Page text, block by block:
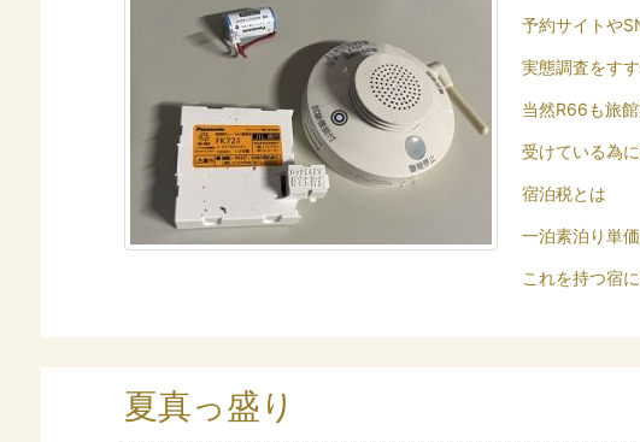
予約サイトや
実態調査をす
当然R66も旅
受けている為
宿泊税とは
一泊素泊り単
これを持つ宿
夏真っ盛り